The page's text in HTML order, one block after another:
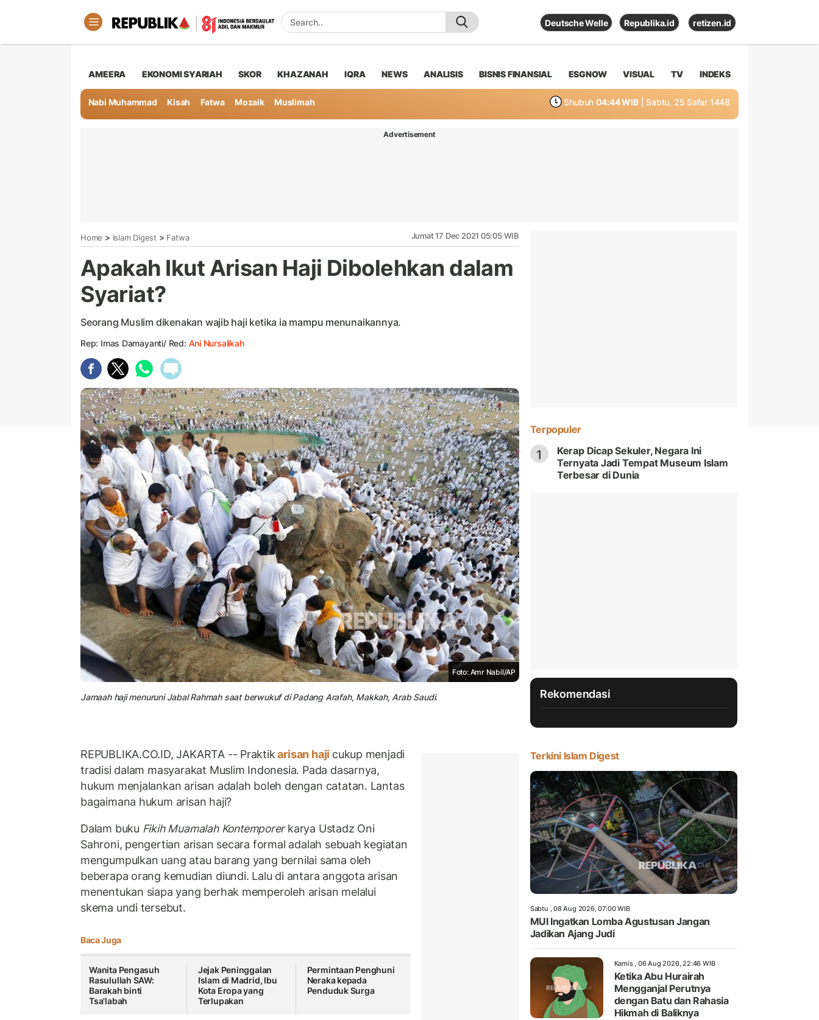
Deutsche Welle Republika.id retizen.id
AMEERA EKONOMI SYARIAH SKOR KHAZANAH IQRA NEWS ANALISIS BISNIS FINANSIAL ESGNOW VISUAL TV INDEKS
Nabi Muhammad Kisah Fatwa Mozaik Muslimah Shubuh 04:44 WIB | Sabtu, 25 Safar 1448
Advertisement
Home > Islam Digest > Fatwa Jumat 17 Dec 2021 05:05 WIB
Apakah Ikut Arisan Haji Dibolehkan dalam
Syariat?
Seorang Muslim dikenakan wajib haji ketika ia mampu menunaikannya.
Rep: Imas Damayanti/ Red: Ani Nursalikah
Foto: Amr Nabil/AP
Jamaah haji menuruni Jabal Rahmah saat berwukuf di Padang Arafah, Makkah, Arab Saudi.
REPUBLIKA.CO.ID, JAKARTA -- Praktikarisan haji cukup menjadi
tradisi dalam masyarakat Muslim Indonesia. Pada dasarnya,
hukum menjalankan arisan adalah boleh dengan catatan. Lantas
bagaimana hukum arisan haji?
Dalam buku Fikih Muamalah Kontemporerkarya Ustadz Oni
Sahroni, pengertian arisan secara formal adalah sebuah kegiatan
mengumpulkan uang atau barang yang bernilai sama oleh
beberapa orang kemudian diundi. Lalu di antara anggota arisan
menentukan siapa yang berhak memperoleh arisan melalui
skema undi tersebut.
Baca Juga
Wanita Pengasuh
Rasulullah SAW:
Barakah binti
Tsa'labah
Jejak Peninggalan
Islam di Madrid, Ibu
Kota Eropa yang
Terlupakan
Permintaan Penghuni
Neraka kepada
Penduduk Surga
Terpopuler
1
Kerap Dicap Sekuler, Negara Ini
Ternyata Jadi Tempat Museum Islam
Terbesar di Dunia
Rekomendasi
Terkini Islam Digest
Sabtu , 08 Aug 2026, 07:00 WIB
MUI Ingatkan Lomba Agustusan Jangan
Jadikan Ajang Judi
Kamis , 06 Aug 2026, 22:46 WIB
Ketika Abu Hurairah
Mengganjal Perutnya
dengan Batu dan Rahasia
Hikmah di Baliknya